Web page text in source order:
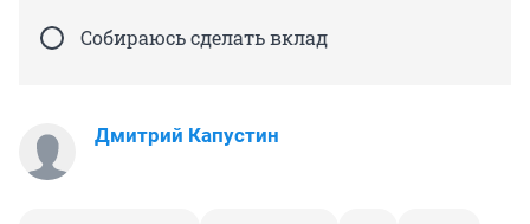
Собираюсь сделать вклад
Дмитрий Капустин